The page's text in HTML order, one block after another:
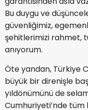
Bu duygu ve
güvenliğimiz,
şehitlerimizi rahmet,
anıyorum.
Öte yandan, Türkiye
büyük bir direnişle
yıldönümünü de
Cumhuriyeti’nde